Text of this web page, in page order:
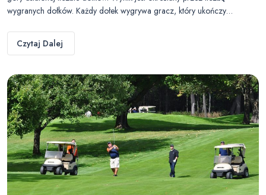
wygranych dołków. Każdy dołek wygrywa gracz, który ukończy…
Czytaj Dalej